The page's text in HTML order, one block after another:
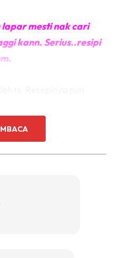
lapar mesti nak cari
kann. Serius..resipi